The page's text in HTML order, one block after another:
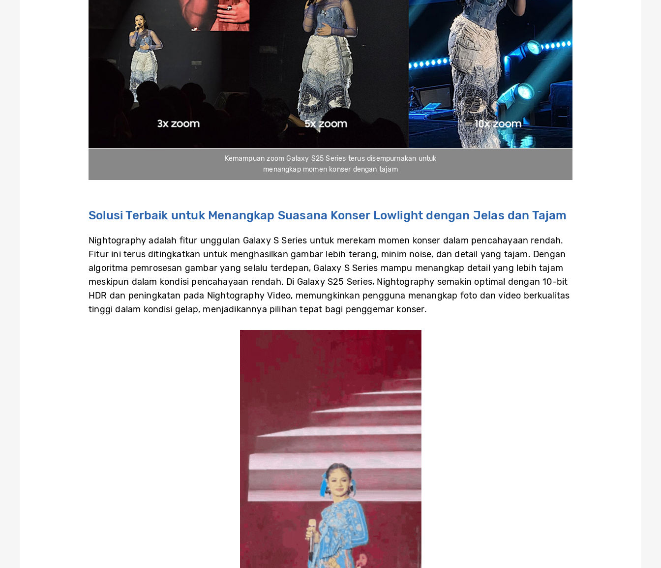
Kemampuan zoom Galaxy S25 Series terus disempurnakan untuk
menangkap momen konser dengan tajam
Solusi Terbaik untuk Menangkap Suasana Konser Lowlight dengan Jelas dan Tajam
Nightography adalah fitur unggulan Galaxy S Series untuk merekam momen konser dalam pencahayaan rendah.
Fitur ini terus ditingkatkan untuk menghasilkan gambar lebih terang, minim noise, dan detail yang tajam. Dengan
algoritma pemrosesan gambar yang selalu terdepan, Galaxy S Series mampu menangkap detail yang lebih tajam
meskipun dalam kondisi pencahayaan rendah. Di Galaxy S25 Series, Nightography semakin optimal dengan 10-bit
HDR dan peningkatan pada Nightography Video, memungkinkan pengguna menangkap foto dan video berkualitas
tinggi dalam kondisi gelap, menjadikannya pilihan tepat bagi penggemar konser.